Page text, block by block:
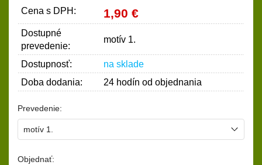
Cena s DPH: 1,90 €
Dostupné
prevedenie:
motív 1.
Dostupnosť:
na sklade
Doba dodania:
24 hodín od objednania
Prevedenie:
Objednať: